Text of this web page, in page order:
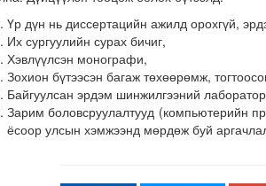
Үр дүн нь диссертацийн ажилд орохгүй,
Их сургуулийн сурах бичиг,
Хэвлүүлсэн монографи,
Зохион бүтээсэн багаж төхөөрөмж,
Байгуулсан эрдэм шинжилгээний
Зарим боловсруулалтууд (компьютерийн
ёсоор улсын хэмжээнд мөрдөж буй